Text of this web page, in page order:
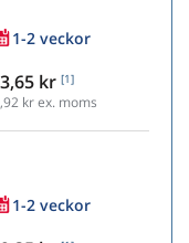
1-2 veckor
kr [1]
kr ex. moms
1-2 veckor